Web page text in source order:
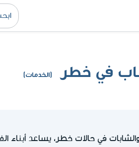
في خطر (الخدمات)